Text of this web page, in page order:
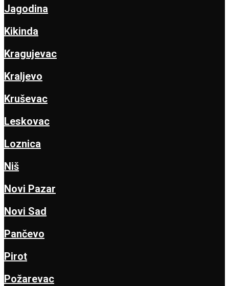
Jagodina
Kikinda
Kragujevac
Kraljevo
Kruševac
Leskovac
Loznica
Niš
Novi Pazar
Novi Sad
Pančevo
Pirot
Požarevac